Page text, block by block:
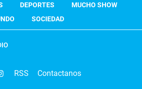
DEPORTES
MUCHO SHOW
SOCIEDAD
RSS Contactanos